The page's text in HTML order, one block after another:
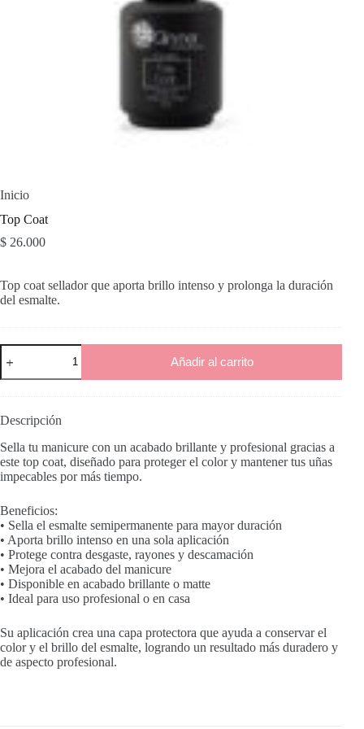
Inicio
Top Coat
$ 26.000
Top coat sellador que aporta brillo intenso y prolonga la duración
del esmalte.
Top
Coat
cantidad
Añadir al carrito
Descripción
Sella tu manicure con un acabado brillante y profesional gracias a
este top coat, diseñado para proteger el color y mantener tus uñas
impecables por más tiempo.
Beneficios:
• Sella el esmalte semipermanente para mayor duración
• Aporta brillo intenso en una sola aplicación
• Protege contra desgaste, rayones y descamación
• Mejora el acabado del manicure
• Disponible en acabado brillante o matte
• Ideal para uso profesional o en casa
Su aplicación crea una capa protectora que ayuda a conservar el
color y el brillo del esmalte, logrando un resultado más duradero y
de aspecto profesional.